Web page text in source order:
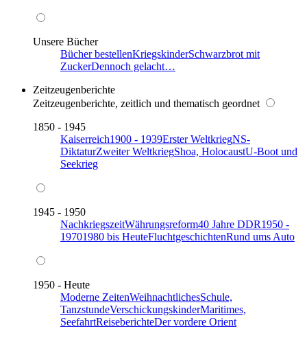
Unsere Bücher
Bücher bestellenKriegskinderSchwarzbrot mit
ZuckerDennoch gelacht…
Zeitzeugenberichte
Zeitzeugenberichte, zeitlich und thematisch geordnet
1850 - 1945
Kaiserreich1900 - 1939Erster WeltkriegNS-
DiktaturZweiter WeltkriegShoa, HolocaustU-Boot und
Seekrieg
1945 - 1950
NachkriegszeitWährungsreform40 Jahre DDR1950 -
19701980 bis HeuteFluchtgeschichtenRund ums Auto
1950 - Heute
Moderne ZeitenWeihnachtlichesSchule,
TanzstundeVerschickungskinderMaritimes,
SeefahrtReiseberichteDer vordere Orient